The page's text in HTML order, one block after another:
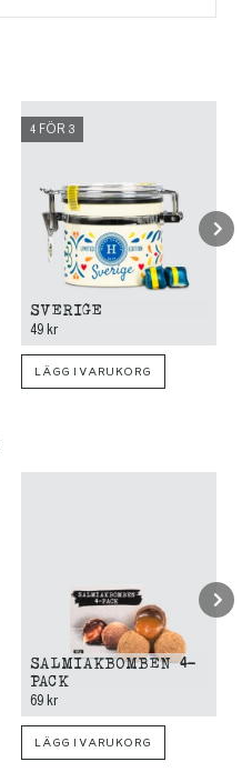
4 FÖR 3
SVERIGE
49 kr
LÄGG I VARUKORG
SALMIAKBOMBEN 4-
PACK
69 kr
LÄGG I VARUKORG